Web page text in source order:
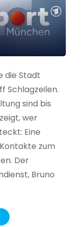
die Stadt
Schlagzeilen.
sind bis
wer
Eine
zum
Der
Bruno